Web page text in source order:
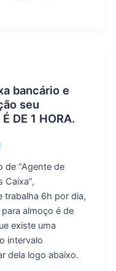
bancário e
seu
DE 1 HORA.
de “Agente de
Caixa”,
trabalha 6h por dia,
almoço é de
existe uma
intervalo
dela logo abaixo.